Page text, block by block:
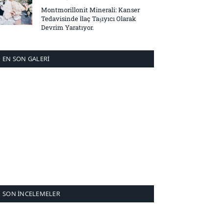
Montmorillonit Minerali: Kanser
Tedavisinde İlaç Taşıyıcı Olarak
Devrim Yaratıyor.
EN SON GALERI
SON İNCELEMELER